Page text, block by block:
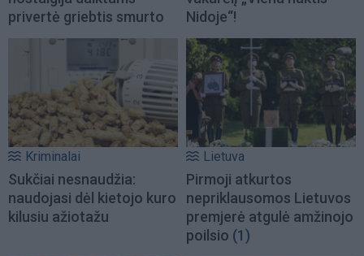
privertė griebtis smurto
Nidoje“!
Kriminalai
Sukčiai nesnaudžia:
naudojasi dėl kietojo kuro
kilusiu ažiotažu
Lietuva
Pirmoji atkurtos
nepriklausomos Lietuvos
premjerė atgulė amžinojo
poilsio (1)